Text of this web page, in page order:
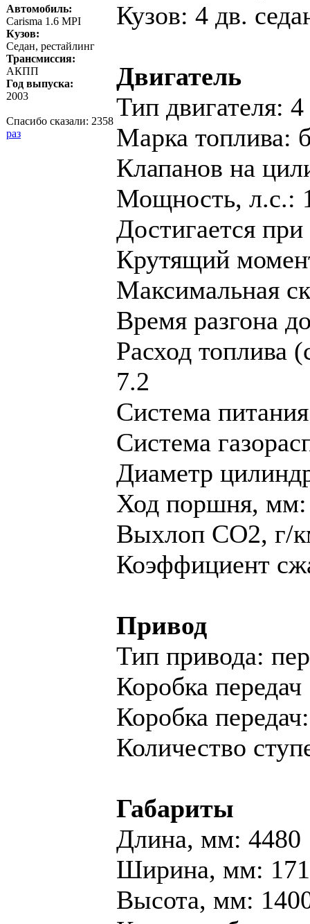
Автомобиль:
Carisma 1.6 MPI
Кузов:
Седан, рестайлинг
Трансмиссия:
АКПП
Год выпуска:
2003
Спасибо сказали: 2358
раз
Кузов: 4 дв.
Двигатель
Тип двигателя: 4
Марка топлива:
Клапанов на
Мощность, л.с.:
Достигается
Крутящий
Максимальная
Время разгона
Расход топлива
7.2
Система
Система
Диaметр
Ход поршня, мм:
Выхлоп CO2, г/
Коэффициент
Привод
Тип привода:
Коробка передач
Коробка
Количество
Габариты
Длина, мм: 4480
Ширина, мм:
Высота, мм: